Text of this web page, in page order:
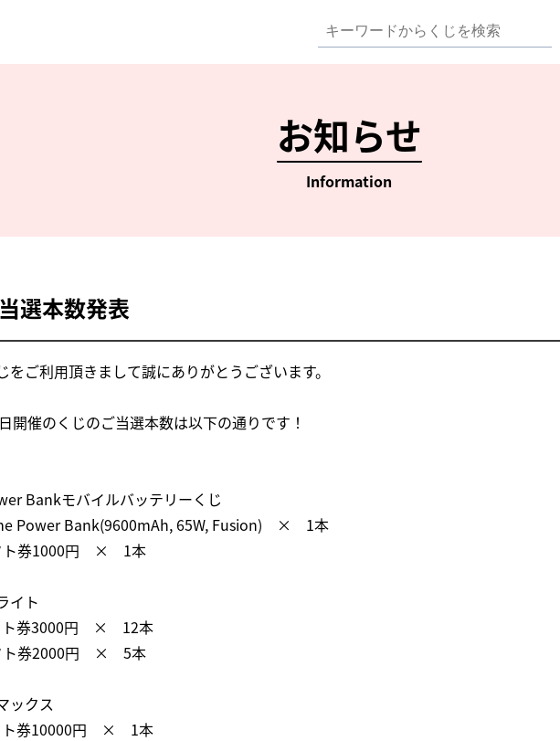
お知らせ
Information
選本数発表
をご利用頂きまして誠にありがとうございます。
開催のくじのご当選本数は以下の通りです！
Bankモバイルバッテリーくじ
Power Bank(9600mAh, 65W, Fusion) × 1本
ト券1000円 × 1本
イト
ト券3000円 × 12本
ト券2000円 × 5本
ックス
ト券10000円 × 1本